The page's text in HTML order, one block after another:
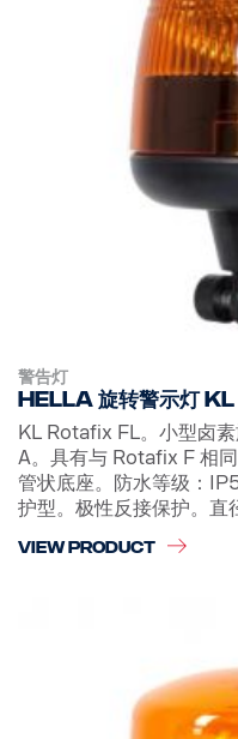
警告灯
Hella 旋转警示灯
KL Rotafix FL。小型卤
A。具有与 Rotafix F 相
管状底座。防水等级：
护型。极性反接保护。直
VIEW PRODUCT